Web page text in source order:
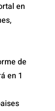
en
de
en 1